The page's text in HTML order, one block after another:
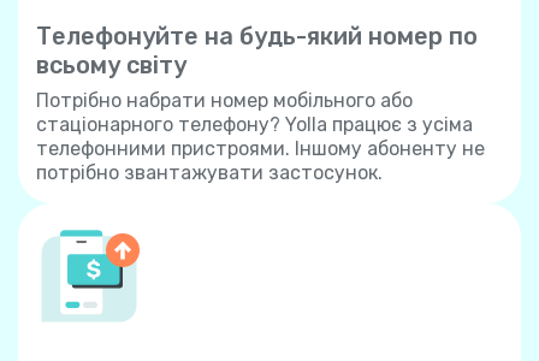
Телефонуйте на будь-який номер по
всьому світу
Потрібно набрати номер мобільного або
стаціонарного телефону? Yolla працює з усіма
телефонними пристроями. Іншому абоненту не
потрібно звантажувати застосунок.